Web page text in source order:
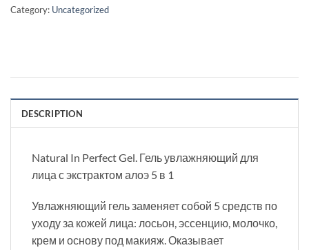
Category: Uncategorized
DESCRIPTION
Natural In Perfect Gel. Гель увлажняющий для
лица с экстрактом алоэ 5 в 1
Увлажняющий гель заменяет собой 5 средств по
уходу за кожей лица: лосьон, эссенцию, молочко,
крем и основу под макияж. Оказывает